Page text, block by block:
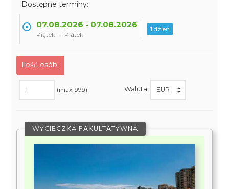
Dostępne terminy:
07.08.2026 - 07.08.2026
Piątek → Piątek
1 dzień
Ilość osób:
(max. 999) Waluta:
WYCIECZKA FAKULTATYWNA